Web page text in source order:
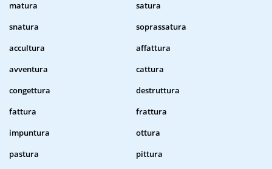
matura
satura
snatura
soprassatura
accultura
affattura
avventura
cattura
congettura
destruttura
fattura
frattura
impuntura
ottura
pastura
pittura